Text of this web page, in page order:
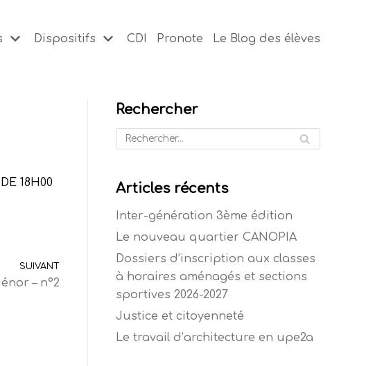
Dispositifs CDI Pronote Le Blog des élèves
18H00
SUIVANT
– n°2
Rechercher
Articles récents
Inter-génération 3ème édition
Le nouveau quartier CANOPIA
Dossiers d’inscription aux classes
à horaires aménagés et sections
sportives 2026-2027
Justice et citoyenneté
Le travail d’architecture en upe2a